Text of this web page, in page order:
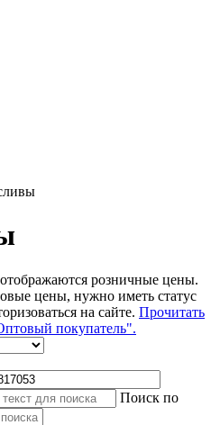
розничные цены.
цены, нужно иметь статус
на сайте. Прочитать
покупатель".
Поиск по